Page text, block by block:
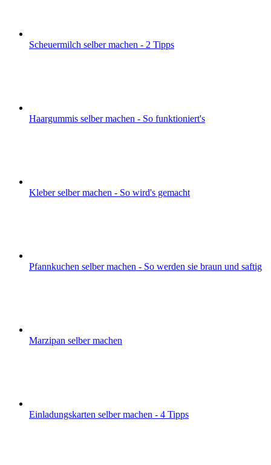
Scheuermilch selber machen - 2 Tipps
Haargummis selber machen - So funktioniert's
Kleber selber machen - So wird's gemacht
Pfannkuchen selber machen - So werden sie braun und saftig
Marzipan selber machen
Einladungskarten selber machen - 4 Tipps